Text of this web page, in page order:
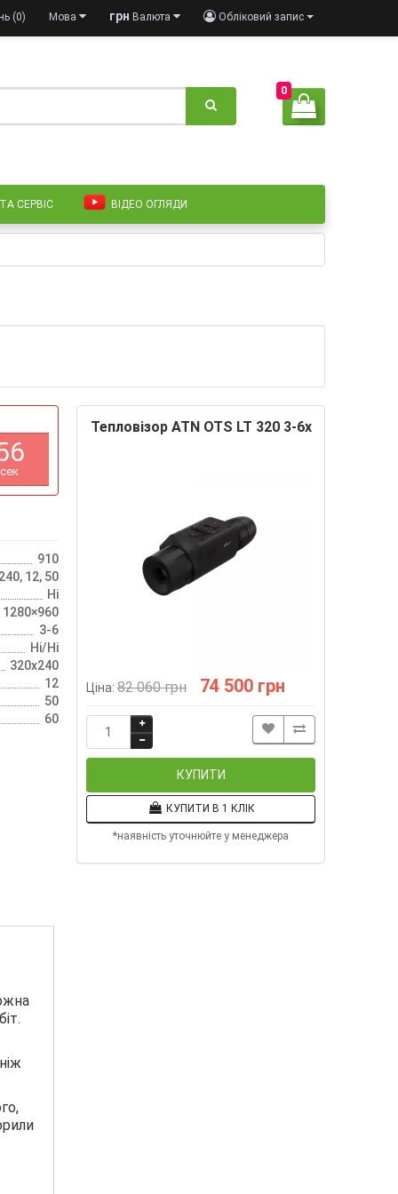
Обліковий запис
грн Валюта
Мова
(0)
0
СЕРВІС ВІДЕО ОГЛЯДИ
5
сек
910
12, 50
Ні
1280×960
3-6
Ні/Ні
320х240
12
50
60
Тепловізор ATN OTS LT 320 3-6x
Ціна: 82 060 грн 74 500 грн
КУПИТИ
КУПИТИ В 1 КЛІК
*наявність уточнюйте у менеджера